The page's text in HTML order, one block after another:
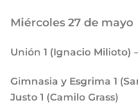
Miércoles 27 de mayo
Unión 1 (Ignacio Milioto)
Gimnasia y Esgrima 1
Justo 1 (Camilo Grass)